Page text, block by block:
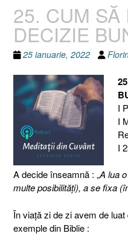
25. CUM SĂ
DECIZIE
25 ianuarie, 2022
I
I
I
A decide înseamnă : „A lua
multe posibilități), a se fixa
În viaţă zi de zi avem de
exemple din Biblie :